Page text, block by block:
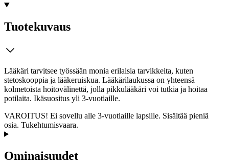
Tuotekuvaus
Lääkäri tarvitsee työssään monia erilaisia tarvikkeita, kuten
stetoskooppia ja lääkeruiskua. Lääkärilaukussa on yhteensä
kolmetoista hoitovälinettä, jolla pikkulääkäri voi tutkia ja hoitaa
potilaita. Ikäsuositus yli 3-vuotiaille.
VAROITUS! Ei sovellu alle 3-vuotiaille lapsille. Sisältää pieniä
osia. Tukehtumisvaara.
Ominaisuudet